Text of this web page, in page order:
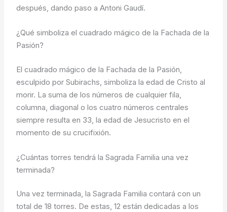
después, dando paso a Antoni Gaudí.
¿Qué simboliza el cuadrado mágico de la Fachada de la
Pasión?
El cuadrado mágico de la Fachada de la Pasión,
esculpido por Subirachs, simboliza la edad de Cristo al
morir. La suma de los números de cualquier fila,
columna, diagonal o los cuatro números centrales
siempre resulta en 33, la edad de Jesucristo en el
momento de su crucifixión.
¿Cuántas torres tendrá la Sagrada Familia una vez
terminada?
Una vez terminada, la Sagrada Familia contará con un
total de 18 torres. De estas, 12 están dedicadas a los